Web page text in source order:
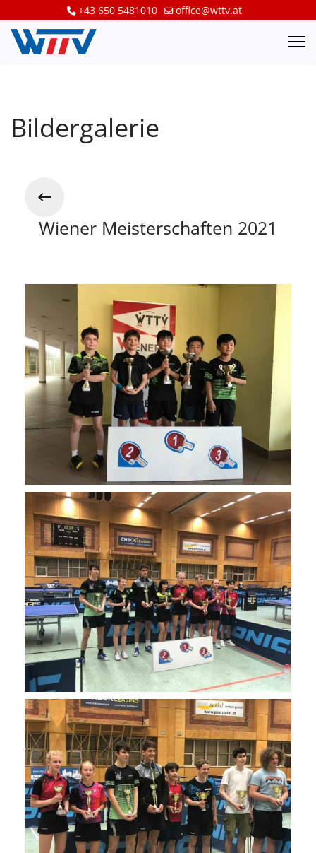
+43 650 5481010 office@wttv.at
Bildergalerie
Wiener Meisterschaften 2021